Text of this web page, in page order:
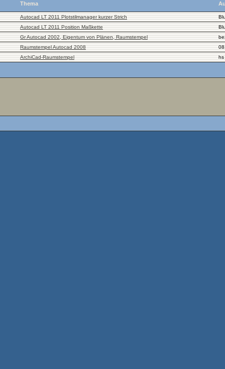
Thema
Autocad LT 2011 Plotstilmanager kurzer Strich
Autocad LT 2011 Position Maßkette
Gr Autocad 2002, Eigentum von Plänen, Raumstempel
Raumstempel Autocad 2008
ArchiCad-Raumstempel
hs